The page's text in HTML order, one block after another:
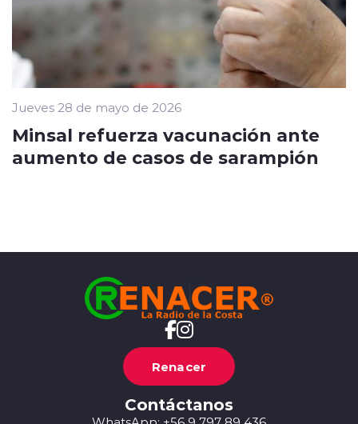
Jueves 28 de mayo de 2026
Minsal refuerza vacunación ante
aumento de casos de sarampión
Renacer
Contáctanos